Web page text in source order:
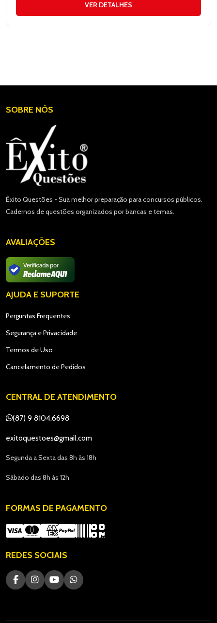
VER DETALHES
SOBRE NÓS
Êxito Questões - Sua melhor preparação para concursos públicos.
Cadernos de questões organizados por bancas e temas.
AVALIAÇÕES
AJUDA E SUPORTE
Perguntas Frequentes
Segurança e Privacidade
Termos de Uso
Cancelamento de Pedidos
CENTRAL DE ATENDIMENTO
(87) 9 8104.6698
exitoquestoes@gmail.com
Segunda a Sexta das 8h às 18h
Sábado das 8h às 12h
FORMAS DE PAGAMENTO
REDES SOCIAIS